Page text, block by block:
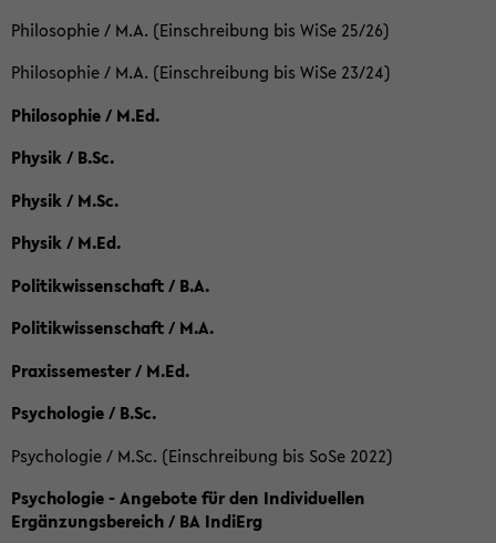
Philosophie / M.A. (Einschreibung bis WiSe 25/26)
Philosophie / M.A. (Einschreibung bis WiSe 23/24)
Philosophie / M.Ed.
Physik / B.Sc.
Physik / M.Sc.
Physik / M.Ed.
Politikwissenschaft / B.A.
Politikwissenschaft / M.A.
Praxissemester / M.Ed.
Psychologie / B.Sc.
Psychologie / M.Sc. (Einschreibung bis SoSe 2022)
Psychologie - Angebote für den Individuellen
Ergänzungsbereich / BA IndiErg